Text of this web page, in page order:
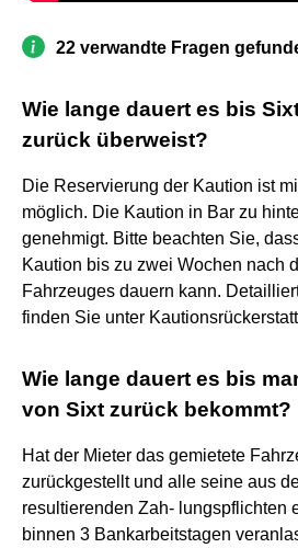
22 verwandte Fragen
Wie lange dauert es bis
zurück überweist?
Die Reservierung der Kaution ist
möglich. Die Kaution in Bar zu
genehmigt. Bitte beachten Sie,
Kaution bis zu zwei Wochen nach
Fahrzeuges dauern kann.
finden Sie unter
Wie lange dauert es bis
von Sixt zurück bekommt?
Hat der Mieter das gemietete
zurückgestellt und alle seine aus
resultierenden Zah- lungspflichten
binnen 3 Bankarbeitstagen